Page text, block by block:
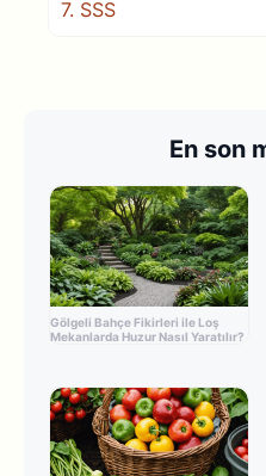
7. SSS
En son
Gölgeli Bahçe Fikirleri ile Loş
Mekanlarda Huzur Nasıl Yaratılır?